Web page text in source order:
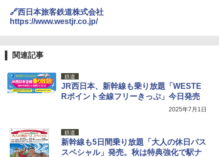
🔗西日本旅客鉄道株式会社
https://www.westjr.co.jp/
関連記事
鉄道
JR西日本、新幹線も乗り放題「WESTE
Rポイント全線フリーきっぷ」今日発売
2025年7月1日
鉄道
新幹線も5日間乗り放題「大人の休日パス
スペシャル」発売。秋は特典強化で駅ナ